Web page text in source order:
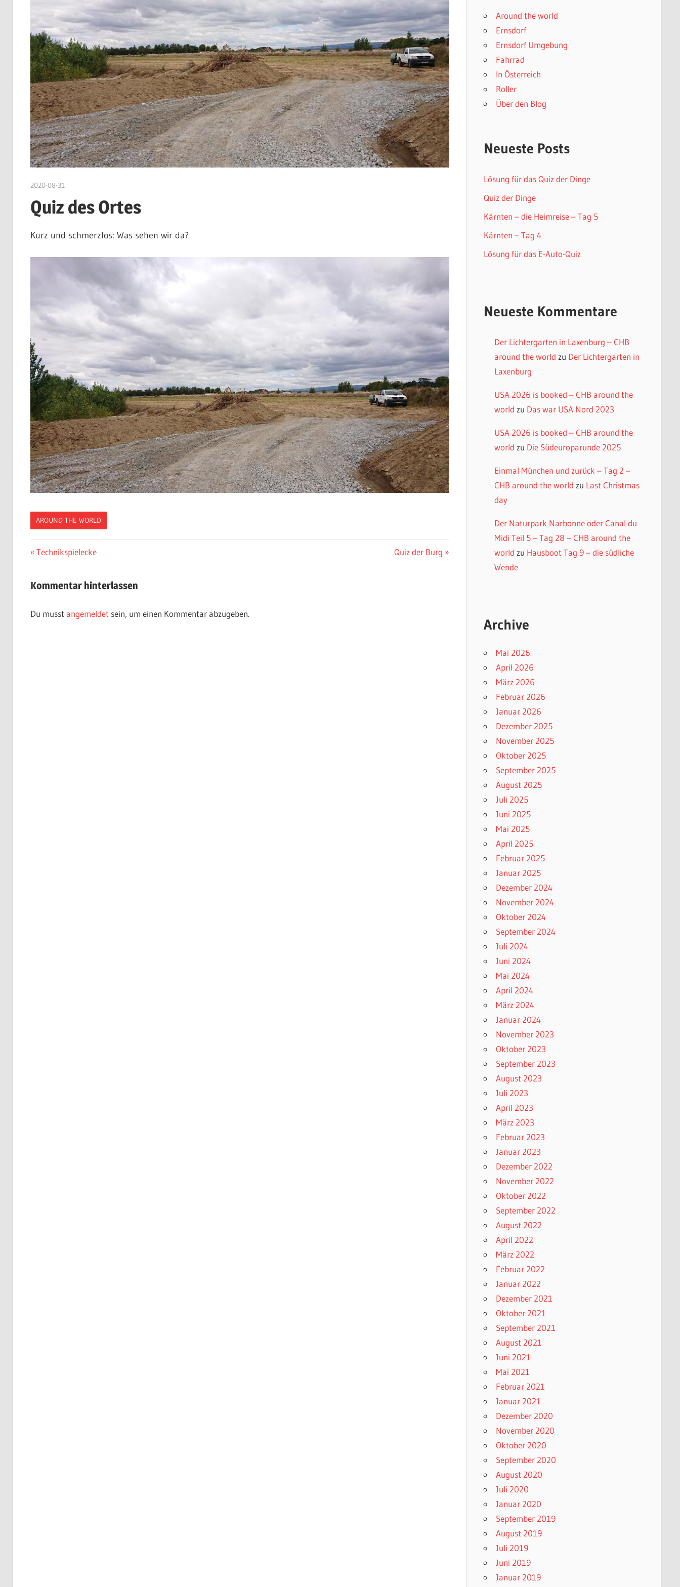
2020-08-31admin
Quiz des Ortes
Kurz und schmerzlos: Was sehen wir da?
AROUND THE WORLD
Beitragsnavigation
Vorheriger
Technikspielecke
Nächster
Quiz der Burg
Kommentar hinterlassen
Du musst angemeldet sein, um einen Kommentar abzugeben.
Around the world
Ernsdorf
Ernsdorf Umgebung
Fahrrad
In Österreich
Roller
Über den Blog
Neueste Posts
Lösung für das Quiz der Dinge
Quiz der Dinge
Kärnten – die Heimreise – Tag 5
Kärnten – Tag 4
Lösung für das E-Auto-Quiz
Neueste Kommentare
Der Lichtergarten in Laxenburg – CHB
around the world zu Der Lichtergarten in
Laxenburg
USA 2026 is booked – CHB around the
world zu Das war USA Nord 2023
USA 2026 is booked – CHB around the
world zu Die Südeuroparunde 2025
Einmal München und zurück – Tag 2 –
CHB around the world zu Last Christmas
day
Der Naturpark Narbonne oder Canal du
Midi Teil 5 – Tag 28 – CHB around the
world zu Hausboot Tag 9 – die südliche
Wende
Archive
Mai 2026
April 2026
März 2026
Februar 2026
Januar 2026
Dezember 2025
November 2025
Oktober 2025
September 2025
August 2025
Juli 2025
Juni 2025
Mai 2025
April 2025
Februar 2025
Januar 2025
Dezember 2024
November 2024
Oktober 2024
September 2024
Juli 2024
Juni 2024
Mai 2024
April 2024
März 2024
Januar 2024
November 2023
Oktober 2023
September 2023
August 2023
Juli 2023
April 2023
März 2023
Februar 2023
Januar 2023
Dezember 2022
November 2022
Oktober 2022
September 2022
August 2022
April 2022
März 2022
Februar 2022
Januar 2022
Dezember 2021
Oktober 2021
September 2021
August 2021
Juni 2021
Mai 2021
Februar 2021
Januar 2021
Dezember 2020
November 2020
Oktober 2020
September 2020
August 2020
Juli 2020
Januar 2020
September 2019
August 2019
Juli 2019
Juni 2019
Januar 2019